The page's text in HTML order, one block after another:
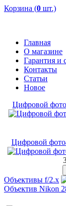
Корзина (0 шт.)
Главная
О магазине
Гарантия и
Контакты
Статьи
Новое
Цифровой
Цифровой
Объективы f/2.x
Объектив Nikon